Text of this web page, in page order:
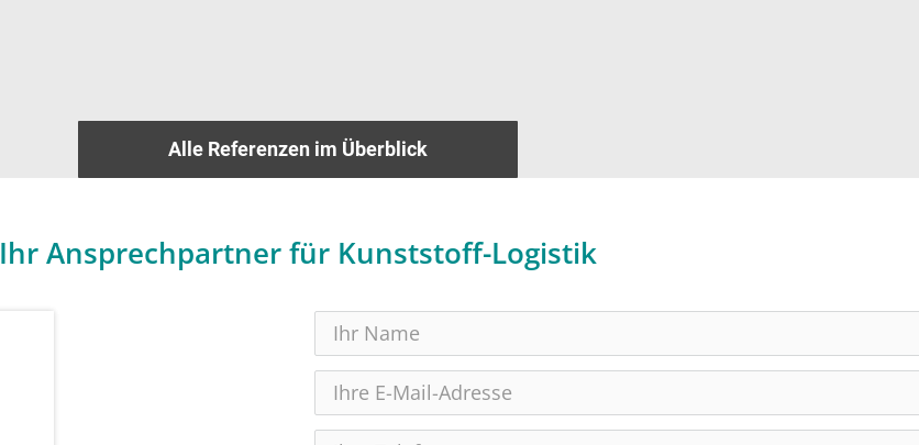
Alle Referenzen im Überblick
Ihr Ansprechpartner für Kunststoff-Logistik